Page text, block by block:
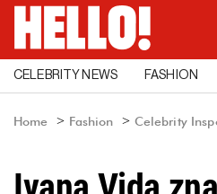
CELEBRITY NEWS FASHION
Home Fashion Celebrity